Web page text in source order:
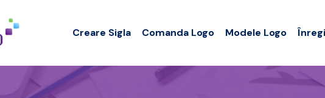
Creare Sigla Comanda Logo Modele Logo